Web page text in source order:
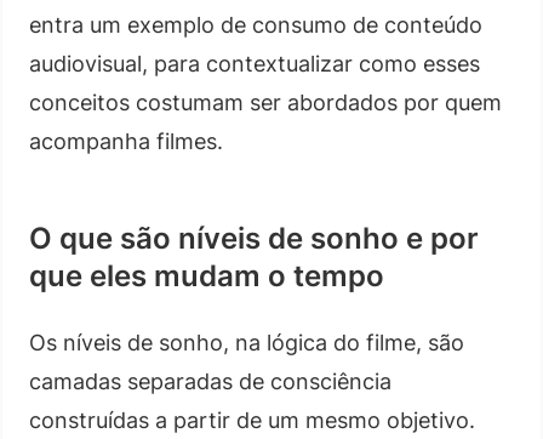
entra um exemplo de consumo de conteúdo
audiovisual, para contextualizar como esses
conceitos costumam ser abordados por quem
acompanha filmes.
O que são níveis de sonho e por
que eles mudam o tempo
Os níveis de sonho, na lógica do filme, são
camadas separadas de consciência
construídas a partir de um mesmo objetivo.